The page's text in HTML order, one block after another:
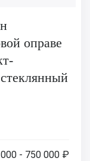
оправе
- 750 000 ₽